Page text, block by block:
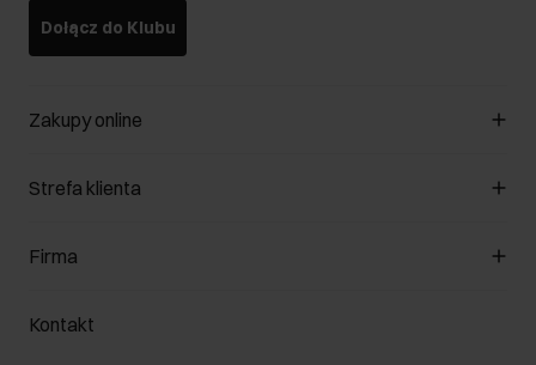
Dołącz do Klubu
Zakupy online
Zarządzaj cookies
Formy płatności
Jak dokonać zwrotu?
Strefa klienta
Klub Klienta
Zwróć produkty
Firma
O nas
Kontakt